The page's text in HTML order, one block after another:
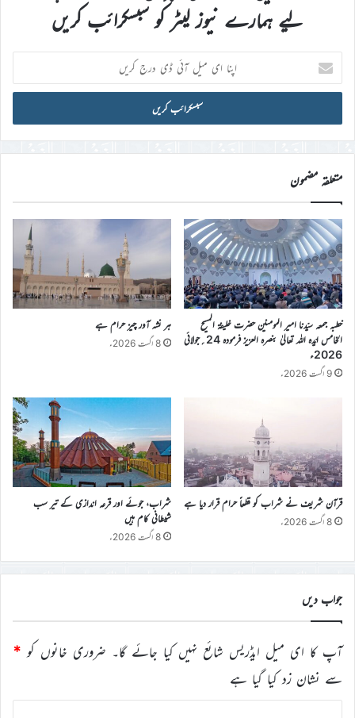
لیے ہمارے نیوز لیٹر کو سبسکرائب کریں
اپنا
ای
میل
ڈی
درج
کریں
متعلقہ مضمون
خطبہ جمعہ سیّدنا امیر المومنین حضرت خلیفۃ المسیح
الخامس ایّدہ اللہ تعالیٰ بنصرہ العزیز فرمودہ 24؍جولائی
2026ء
9 اگست 2026ء
ہر نشہ آور چیز حرام ہے
8 اگست 2026ء
قرآن شریف نے شراب کو قطعاً حرام قرار دیا ہے
8 اگست 2026ء
شراب، جوئے اور قرعہ اندازی کے تیر سب
شیطانی کام ہیں
8 اگست 2026ء
جواب دیں
آپ کا ای میل ایڈریس شائع نہیں کیا جائے گا۔ ضروری خانوں کو *
سے نشان زد کیا گیا ہے